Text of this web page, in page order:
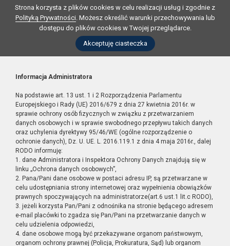
Strona korzysta z plików cookies w celu realizacji usług i zgodnie z
Polityką Prywatności. Możesz określić warunki przechowywania lub
dostępu do plików cookies w Twojej przeglądarce.
Akceptuję ciasteczka
Informacja Administratora
Na podstawie art. 13 ust. 1 i 2 Rozporządzenia Parlamentu
Europejskiego i Rady (UE) 2016/679 z dnia 27 kwietnia 2016r. w
sprawie ochrony osób fizycznych w związku z przetwarzaniem
danych osobowych i w sprawie swobodnego przepływu takich danych
oraz uchylenia dyrektywy 95/46/WE (ogólne rozporządzenie o
ochronie danych), Dz. U. UE. L. 2016.119.1 z dnia 4 maja 2016r., dalej
RODO informuję:
1. dane Administratora i Inspektora Ochrony Danych znajdują się w
linku „Ochrona danych osobowych”,
2. Pana/Pani dane osobowe w postaci adresu IP, są przetwarzane w
celu udostępniania strony internetowej oraz wypełnienia obowiązków
prawnych spoczywających na administratorze(art.6 ust.1 lit.c RODO),
3. jeżeli korzysta Pan/Pani z odnośnika na stronie będącego adresem
e-mail placówki to zgadza się Pan/Pani na przetwarzanie danych w
celu udzielenia odpowiedzi,
4. dane osobowe mogą być przekazywane organom państwowym,
organom ochrony prawnej (Policja, Prokuratura, Sąd) lub organom